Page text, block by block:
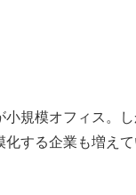
規模オフィス。
する企業も増えて